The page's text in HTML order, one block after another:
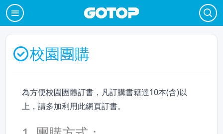
校園團購
為方便校園團體訂書，凡訂購書籍達10本(含)以
上，請多加利用此網頁訂書。